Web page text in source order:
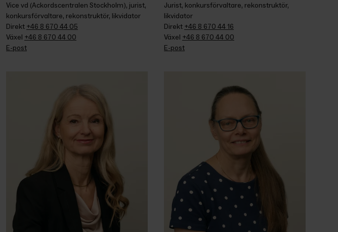
Vice vd (Ackordscentralen Stockholm), jurist,
konkursförvaltare, rekonstruktör, likvidator
Direkt +46 8 670 44 05
Växel +46 8 670 44 00
E-post
Jurist, konkursförvaltare, rekonstruktör,
likvidator
Direkt +46 8 670 44 16
Växel +46 8 670 44 00
E-post